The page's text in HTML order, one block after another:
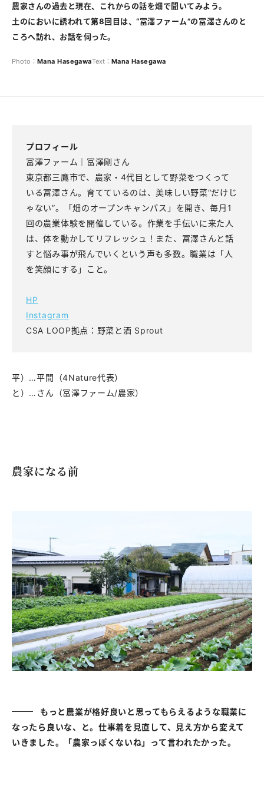
農家さんの過去と現在、これからの話を畑で聞いてみよう。
土のにおいに誘われて第8回目は、“冨澤ファーム”の冨澤さんのと
ころへ訪れ、お話を伺った。
Photo： Mana HasegawaText： Mana Hasegawa
プロフィール
冨澤ファーム｜冨澤剛さん
東京都三鷹市で、農家・4代目として野菜をつくって
いる冨澤さん。育てているのは、美味しい野菜“だけじ
ゃない”。「畑のオープンキャンパス」を開き、毎月1
回の農業体験を開催している。作業を手伝いに来た人
は、体を動かしてリフレッシュ！また、冨澤さんと話
すと悩み事が飛んでいくという声も多数。職業は「人
を笑顔にする」こと。
HP
Instagram
CSA LOOP拠点：野菜と酒 Sprout
平）…平間（4Nature代表）
と）…さん（冨澤ファーム/農家）
農家になる前
もっと農業が格好良いと思ってもらえるような職業に
なったら良いな、と。仕事着を見直して、見え方から変えて
いきました。「農家っぽくないね」って言われたかった。